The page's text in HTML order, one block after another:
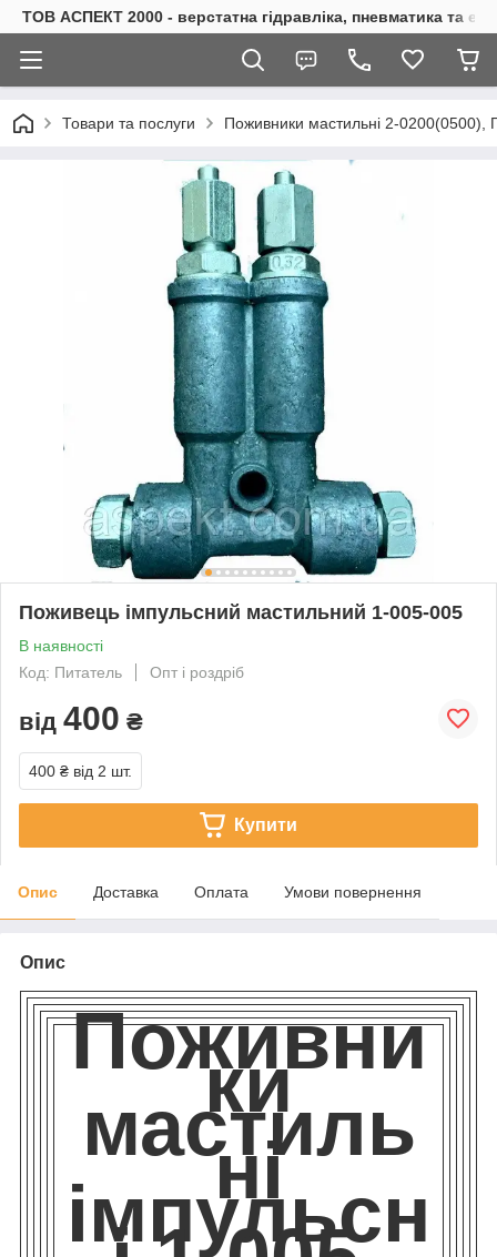
ТОВ АСПЕКТ 2000 - верстатна гідравліка, пневматика та
Товари та послуги Поживники мастильні 2-0200(0500),
Поживець імпульсний мастильний 1-005-005
В наявності
Код: Питатель
Опт і роздріб
від 400 ₴
400 ₴ від 2 шт.
Купити
Опис Доставка Оплата Умови повернення
Опис
Поживни
ки
мастиль
ні
імпульсн